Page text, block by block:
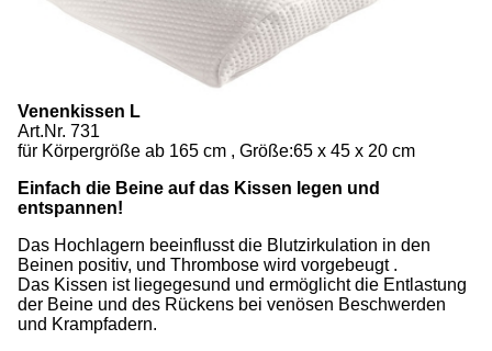
Venenkissen L
Art.Nr. 731
für Körpergröße ab 165 cm , Größe:65 x 45 x 20 cm
Einfach die Beine auf das Kissen legen und
entspannen!
Das Hochlagern beeinflusst die Blutzirkulation in den
Beinen positiv, und Thrombose wird vorgebeugt .
Das Kissen ist liegegesund und ermöglicht die Entlastung
der Beine und des Rückens bei venösen Beschwerden
und Krampfadern.